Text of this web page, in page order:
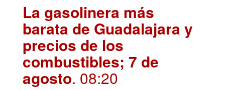
La gasolinera más
barata de Guadalajara y
precios de los
combustibles; 7 de
agosto. 08:20